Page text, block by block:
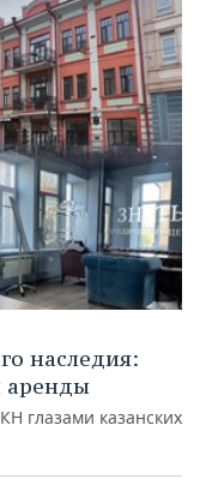
наследия:
аренды
глазами казанских